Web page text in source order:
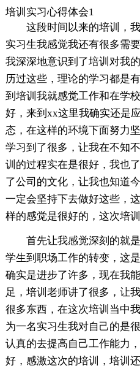
培训实习心得体会1
这段时间以来的培训，
实习生我感觉我还有很多需
我深深地意识到了培训对我
历过这些，理论的学习都是
到培训我就感觉工作和在学
好，来到xx这里我确实还是
态，在这样的环境下面努力
学习到了很多，让我在不知
训的过程实在是很好，我也
了公司的文化，让我也知道
一定会坚持下去做好这些，
样的感觉是很好的，这次培
首先让我感觉深刻的就
学生到职场工作的转变，这
确实是进步了许多，现在我
足，培训老师讲了很多，让
很多东西，在这次培训当中
为一名实习生我对自己的是
认真的去提高自己工作能力
好，感激这次的培训，培训